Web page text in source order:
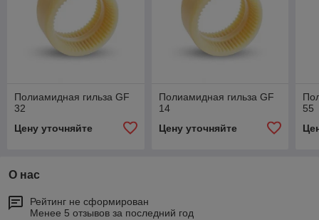
Полиамидная гильза GF
32
Цену уточняйте
Полиамидная гильза GF
14
Цену уточняйте
55
О нас
Рейтинг не сформирован
Менее 5 отзывов за последний год